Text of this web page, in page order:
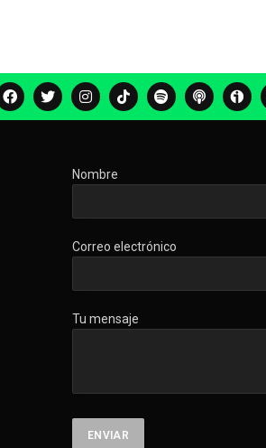
Nombre
Correo electrónico
Tu mensaje